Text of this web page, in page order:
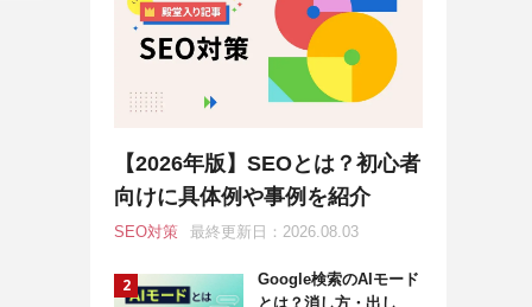
【2026年版】SEOとは？初心者
向けに具体例や事例を紹介
SEO対策 最終更新日：2026.08.03
Google検索のAIモード
とは？消し方・出し